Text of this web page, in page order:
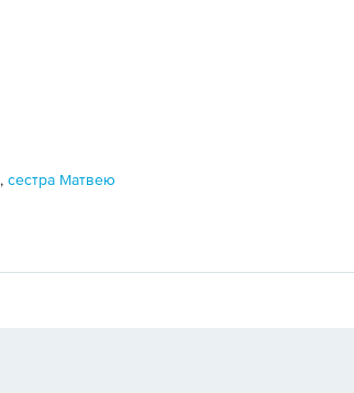
,сестра Матвею